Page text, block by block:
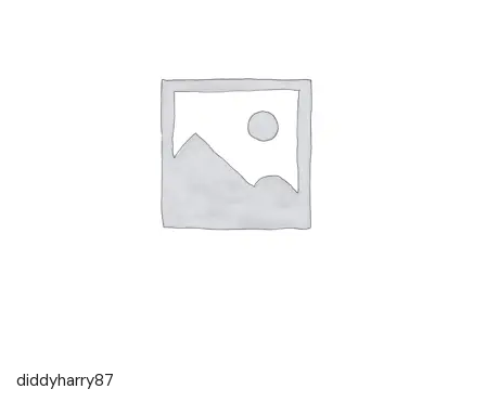
diddyharry87